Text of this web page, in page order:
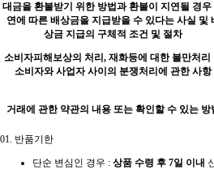
대금을 환불받기 위한 방법과 환불이 지연될 경우
연에 따른 배상금을 지급받을 수 있다는 사실 및
상금 지급의 구체적 조건 및 절차
소비자피해보상의 처리, 재화등에 대한 불만처리
소비자와 사업자 사이의 분쟁처리에 관한 사항
거래에 관한 약관의 내용 또는 확인할 수 있는 방
01. 반품기한
단순 변심인 경우 : 상품 수령 후 7일 이내